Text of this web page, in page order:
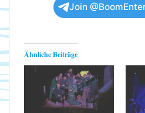
Join
Ähnliche Beiträge